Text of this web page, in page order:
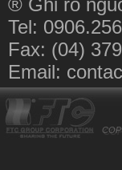
® Ghi rõ
Tel:
Fax: (04)
Email: